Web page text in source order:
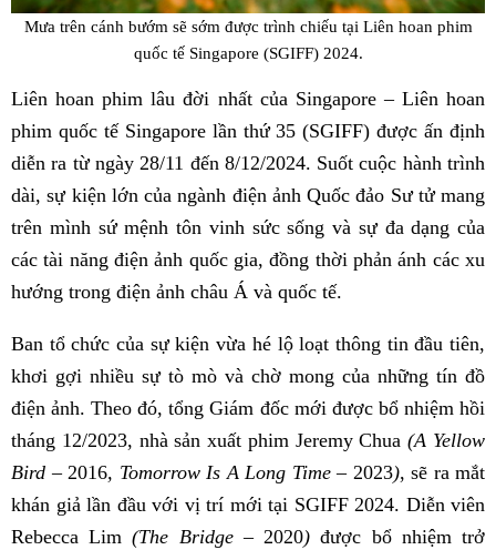
Mưa trên cánh bướm sẽ sớm được trình chiếu tại Liên hoan phim
quốc tế Singapore (SGIFF) 2024.
Liên hoan phim lâu đời nhất của Singapore – Liên hoan
phim quốc tế Singapore lần thứ 35 (SGIFF) được ấn định
diễn ra từ ngày 28/11 đến 8/12/2024. Suốt cuộc hành trình
dài, sự kiện lớn của ngành điện ảnh Quốc đảo Sư tử mang
trên mình sứ mệnh tôn vinh sức sống và sự đa dạng của
các tài năng điện ảnh quốc gia, đồng thời phản ánh các xu
hướng trong điện ảnh châu Á và quốc tế.
Ban tổ chức của sự kiện vừa hé lộ loạt thông tin đầu tiên,
khơi gợi nhiều sự tò mò và chờ mong của những tín đồ
điện ảnh. Theo đó, tổng Giám đốc mới được bổ nhiệm hồi
tháng 12/2023, nhà sản xuất phim Jeremy Chua(A Yellow
Bird – 2016, Tomorrow Is A Long Time – 2023), sẽ ra mắt
khán giả lần đầu với vị trí mới tại SGIFF 2024. Diễn viên
Rebecca Lim(The Bridge –2020) được bổ nhiệm trở